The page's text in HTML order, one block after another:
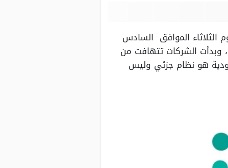
الموافق السادس
التعليم، وبدأت الشركات تتهافت من
هو نظام جزئي وليس